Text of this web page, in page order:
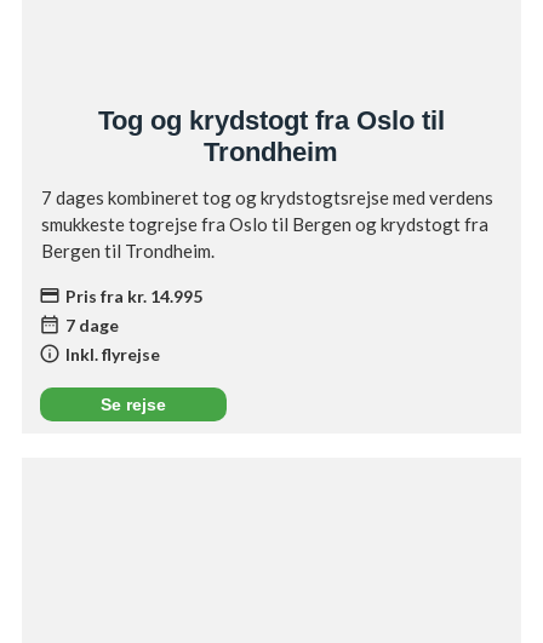
Tog og krydstogt fra Oslo til
Trondheim
7 dages kombineret tog og krydstogtsrejse med verdens
smukkeste togrejse fra Oslo til Bergen og krydstogt fra
Bergen til Trondheim.
credit_card Pris fra kr. 14.995
date_range 7 dage
info Inkl. flyrejse
Se rejse